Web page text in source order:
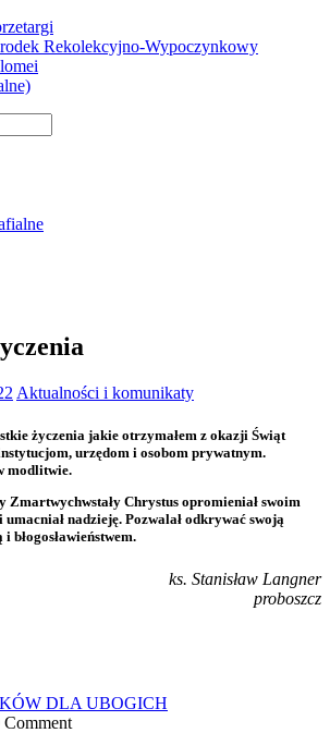
Rekolekcyjno-Wypoczynkowy
Aktualności i komunikaty
życzenia jakie otrzymałem z okazji Świąt
urzędom i osobom prywatnym.
modlitwie.
Zmartwychwstały Chrystus opromieniał swoim
nadzieję. Pozwalał odkrywać swoją
błogosławieństwem.
ks. Stanisław Langner
proboszcz
DLA UBOGICH
Comment